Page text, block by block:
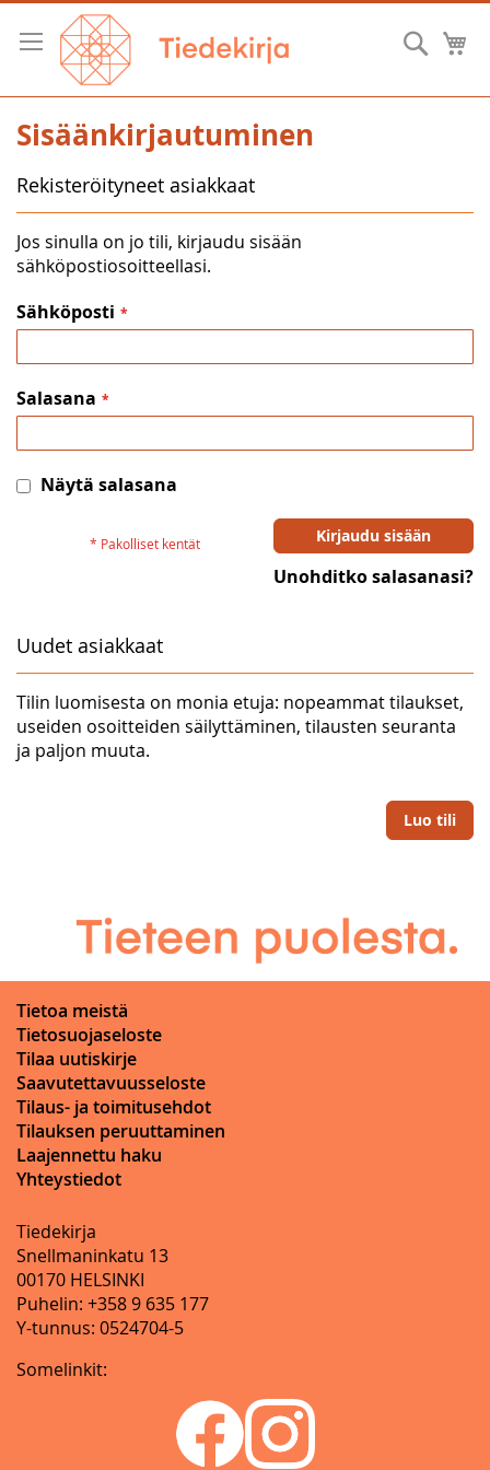
Skip
Content
Hae
Sisäänkirjautuminen
Rekisteröityneet asiakkaat
Jos sinulla on jo tili, kirjaudu sisään
sähköpostiosoitteellasi.
Sähköposti
Salasana
Näytä salasana
Kirjaudu sisään
Unohditko salasanasi?
Uudet asiakkaat
Tilin luomisesta on monia etuja: nopeammat tilaukset,
useiden osoitteiden säilyttäminen, tilausten seuranta
ja paljon muuta.
Luo tili
Tietoa meistä
Tietosuojaseloste
Tilaa uutiskirje
Saavutettavuusseloste
Tilaus- ja toimitusehdot
Tilauksen peruuttaminen
Laajennettu haku
Yhteystiedot
Tiedekirja
Snellmaninkatu 13
00170 HELSINKI
Puhelin: +358 9 635 177
Y-tunnus: 0524704-5
Somelinkit: